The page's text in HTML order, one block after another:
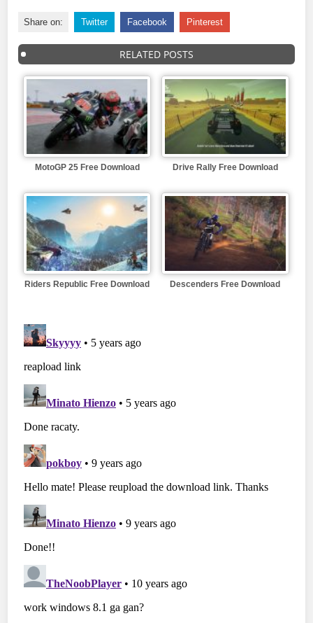
Share on: Twitter Facebook Pinterest
RELATED POSTS
MotoGP 25 Free Download Drive Rally Free Download
Riders Republic Free Download Descenders Free Download